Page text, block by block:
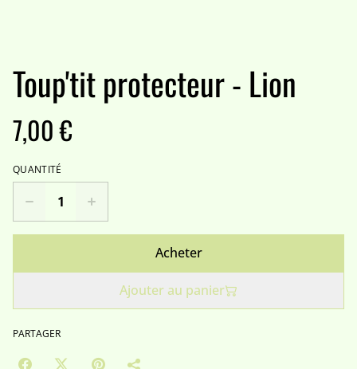
Toup'tit protecteur - Lion
7,00 €
QUANTITÉ
Acheter
Ajouter au panier
PARTAGER